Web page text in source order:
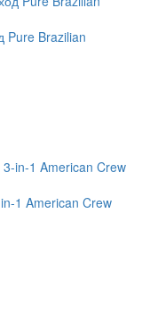
Pure Brazilian
1 American Crew